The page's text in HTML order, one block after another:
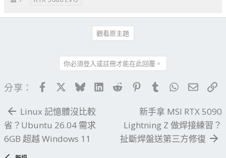
觀看原主題
你必須登入或註冊才能在此回覆。
分享： FacebookBlueskyLinkedIn
Reddit PinterestTumblrWhatsApp
電子
Linux 記憶體沒比較
省？Ubuntu 26.04 需求
6GB 超越 Windows 11
新手拿 MSI RTX 5090
Lightning Z 做焊接練習？
扯斷焊盤送第三方修復